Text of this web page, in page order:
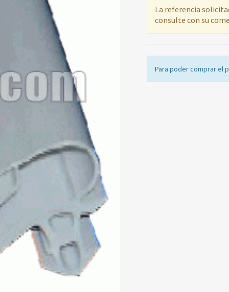
La referencia
consulte con su
Para poder comprar el